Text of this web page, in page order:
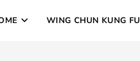
WING CHUN KUNG FU